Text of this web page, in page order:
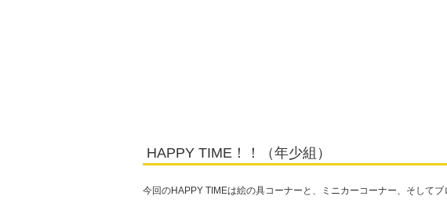
HAPPY TIME！！（年少組）
今回のHAPPY TIMEは絵の具コーナーと、ミニカーコーナー、そしてブ